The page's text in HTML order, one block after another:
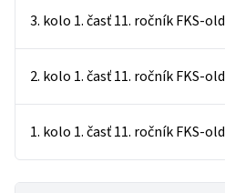
3. kolo 1. časť 11. ročník FKS-old
2. kolo 1. časť 11. ročník FKS-old
1. kolo 1. časť 11. ročník FKS-old